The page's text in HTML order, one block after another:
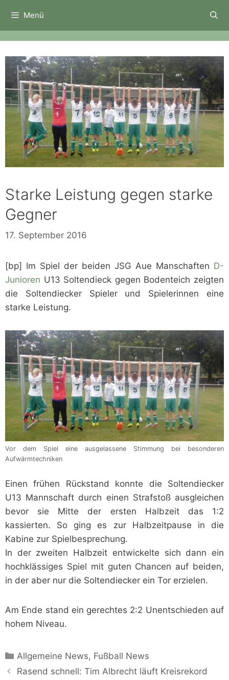
Inhalt
springen
Menü
Starke Leistung gegen starke
Gegner
17. September 2016
[bp] Im Spiel der beiden JSG Aue Manschaften D-
Junioren U13 Soltendieck gegen Bodenteich zeigten
die Soltendiecker Spieler und Spielerinnen eine
starke Leistung.
Vor dem Spiel eine ausgelassene Stimmung bei besonderen
Aufwärmtechniken
Einen frühen Rückstand konnte die Soltendiecker
U13 Mannschaft durch einen Strafstoß ausgleichen
bevor sie Mitte der ersten Halbzeit das 1:2
kassierten. So ging es zur Halbzeitpause in die
Kabine zur Spielbesprechung.
In der zweiten Halbzeit entwickelte sich dann ein
hochklässiges Spiel mit guten Chancen auf beiden,
in der aber nur die Soltendiecker ein Tor erzielen.
Am Ende stand ein gerechtes 2:2 Unentschieden auf
hohem Niveau.
Kategorien
Allgemeine News, Fußball News
Rasend schnell: Tim Albrecht läuft Kreisrekord